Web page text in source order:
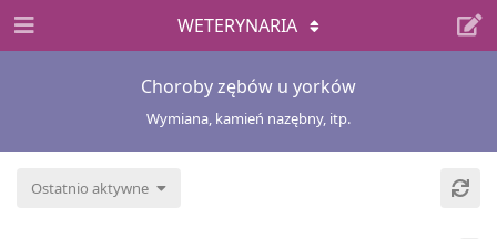
Choroby zębów u yorków
Wymiana, kamień nazębny, itp.
WETERYNARIA
Ostatnio aktywne